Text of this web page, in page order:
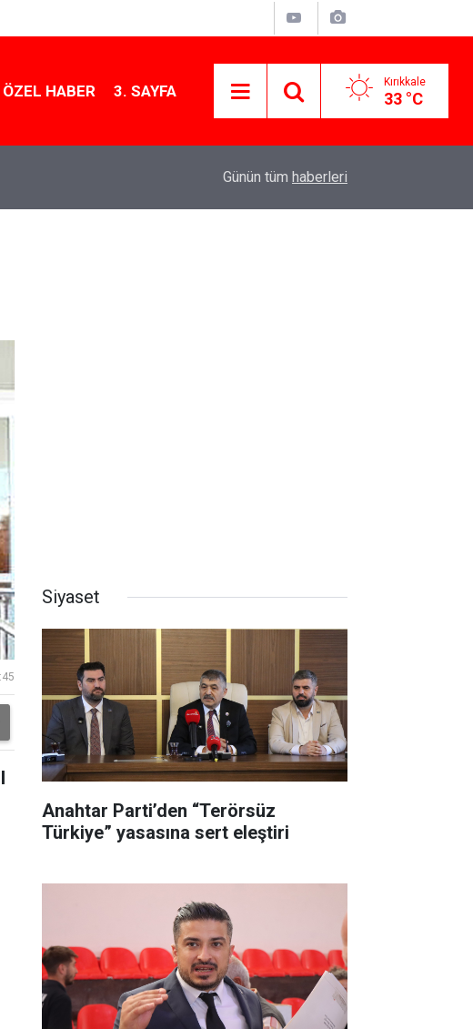
ÖZEL HABER 3. SAYFA Kırıkkale
33 °C
Kırıkkale’de bugün vefat edenler: 7 Ağustos
Günün tüm haberleri
Siyaset
Anahtar Parti’den “Terörsüz
Türkiye” yasasına sert eleştiri